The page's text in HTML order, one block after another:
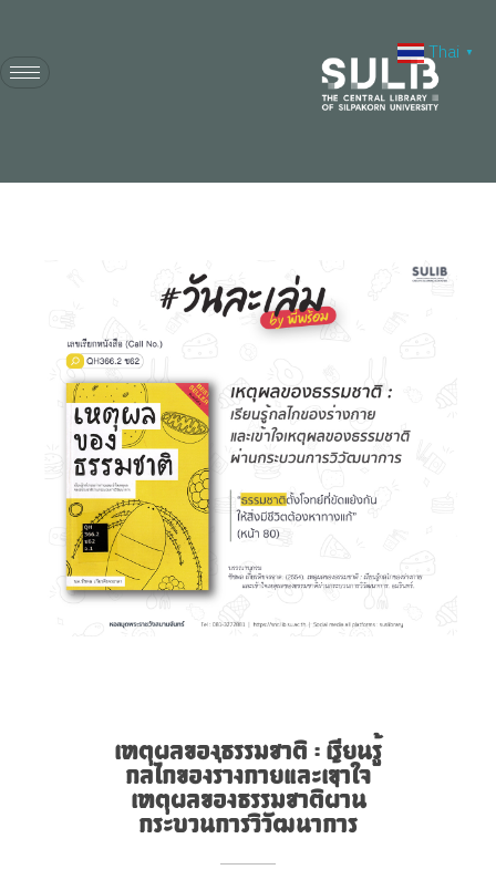
ห
เหตุผลของธรรมชาติ : เรียนรู้
กลไกของร่างกายและเข้าใจ
เหตุผลของธรรมชาติผ่าน
กระบวนการวิวัฒนาการ
Thai ▼